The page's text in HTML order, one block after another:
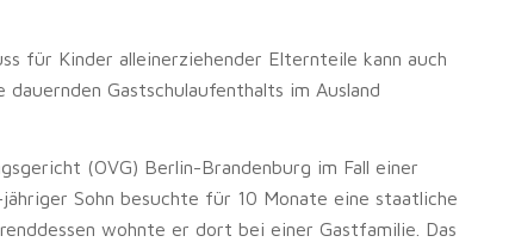
für Kinder alleinerziehender Elternteile kann auch
Gastschulaufenthalts im Ausland
(OVG) Berlin-Brandenburg im Fall einer
Sohn besuchte für 10 Monate eine staatliche
wohnte er dort bei einer Gastfamilie. Das